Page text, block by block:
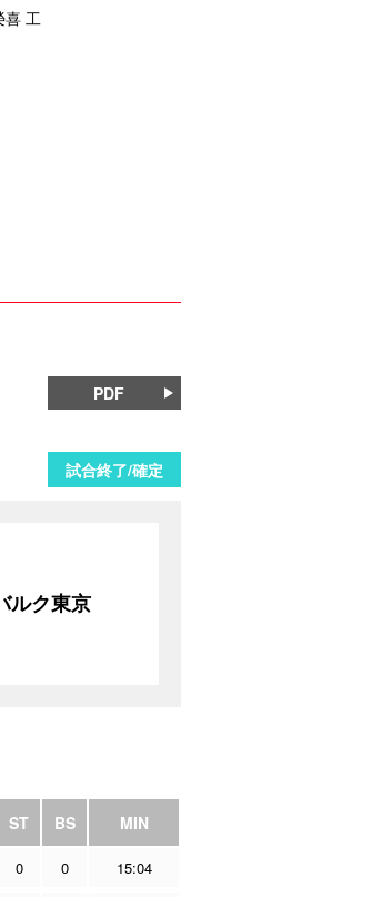
工
PDF
試合終了/確定
ルク東京
ST BS MIN
0 0 15:04